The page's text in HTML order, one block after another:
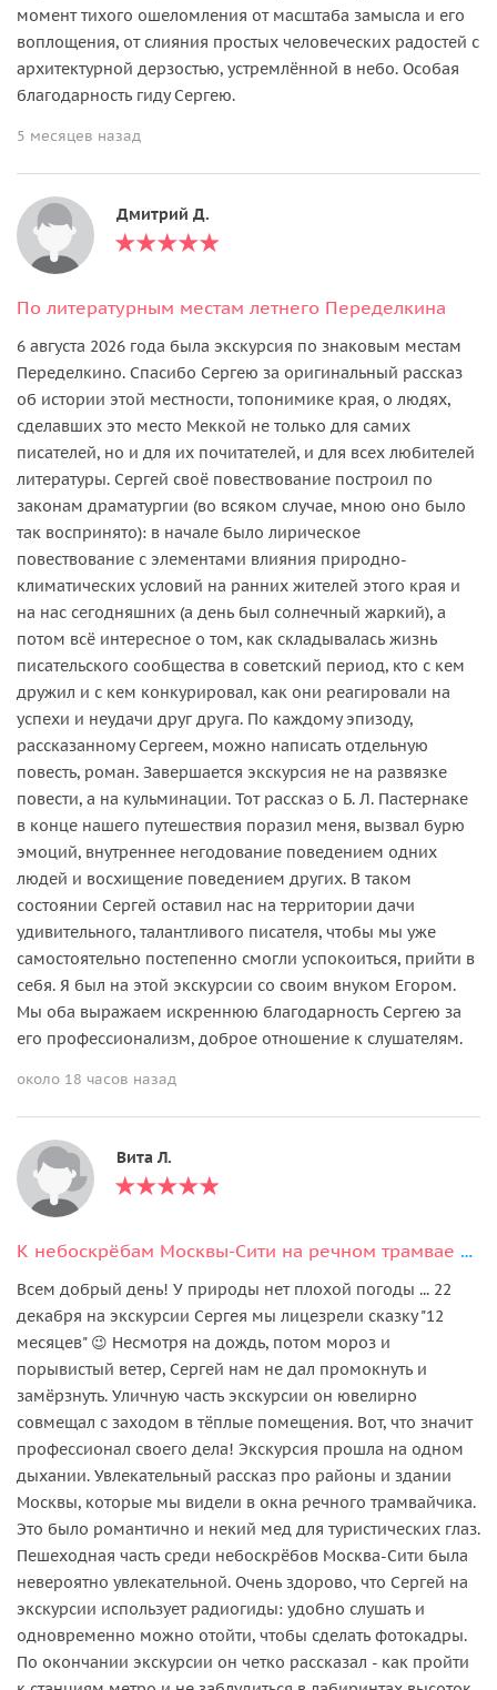
момент тихого ошеломления от масштаба замысла и его
воплощения, от слияния простых человеческих радостей с
архитектурной дерзостью, устремлённой в небо. Особая
благодарность гиду Сергею.
5 месяцев назад
Дмитрий Д.
По литературным местам летнего Переделкина
6 августа 2026 года была экскурсия по знаковым местам
Переделкино. Спасибо Сергею за оригинальный рассказ
об истории этой местности, топонимике края, о людях,
сделавших это место Меккой не только для самих
писателей, но и для их почитателей, и для всех любителей
литературы. Сергей своё повествование построил по
законам драматургии (во всяком случае, мною оно было
так воспринято): в начале было лирическое
повествование с элементами влияния природно-
климатических условий на ранних жителей этого края и
на нас сегодняшних (а день был солнечный жаркий), а
потом всё интересное о том, как складывалась жизнь
писательского сообщества в советский период, кто с кем
дружил и с кем конкурировал, как они реагировали на
успехи и неудачи друг друга. По каждому эпизоду,
рассказанному Сергеем, можно написать отдельную
повесть, роман. Завершается экскурсия не на развязке
повести, а на кульминации. Тот рассказ о Б. Л. Пастернаке
в конце нашего путешествия поразил меня, вызвал бурю
эмоций, внутреннее негодование поведением одних
людей и восхищение поведением других. В таком
состоянии Сергей оставил нас на территории дачи
удивительного, талантливого писателя, чтобы мы уже
самостоятельно постепенно смогли успокоиться, прийти в
себя. Я был на этой экскурсии со своим внуком Егором.
Мы оба выражаем искреннюю благодарность Сергею за
его профессионализм, доброе отношение к слушателям.
около 18 часов назад
Вита Л.
К небоскрёбам Москвы-Сити на речном трамвае и кофе на уровне облаков
Всем добрый день! У природы нет плохой погоды ... 22
декабря на экскурсии Сергея мы лицезрели сказку "12
месяцев" 😉 Несмотря на дождь, потом мороз и
порывистый ветер, Сергей нам не дал промокнуть и
замёрзнуть. Уличную часть экскурсии он ювелирно
совмещал с заходом в тёплые помещения. Вот, что значит
профессионал своего дела! Экскурсия прошла на одном
дыхании. Увлекательный рассказ про районы и здании
Москвы, которые мы видели в окна речного трамвайчика.
Это было романтично и некий мед для туристических глаз.
Пешеходная часть среди небоскрёбов Москва-Сити была
невероятно увлекательной. Очень здорово, что Сергей на
экскурсии использует радиогиды: удобно слушать и
одновременно можно отойти, чтобы сделать фотокадры.
По окончании экскурсии он четко рассказал - как пройти